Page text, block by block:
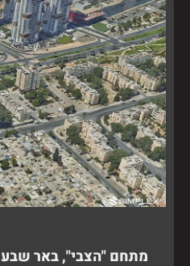
מתחם "הצבי", באר שבע